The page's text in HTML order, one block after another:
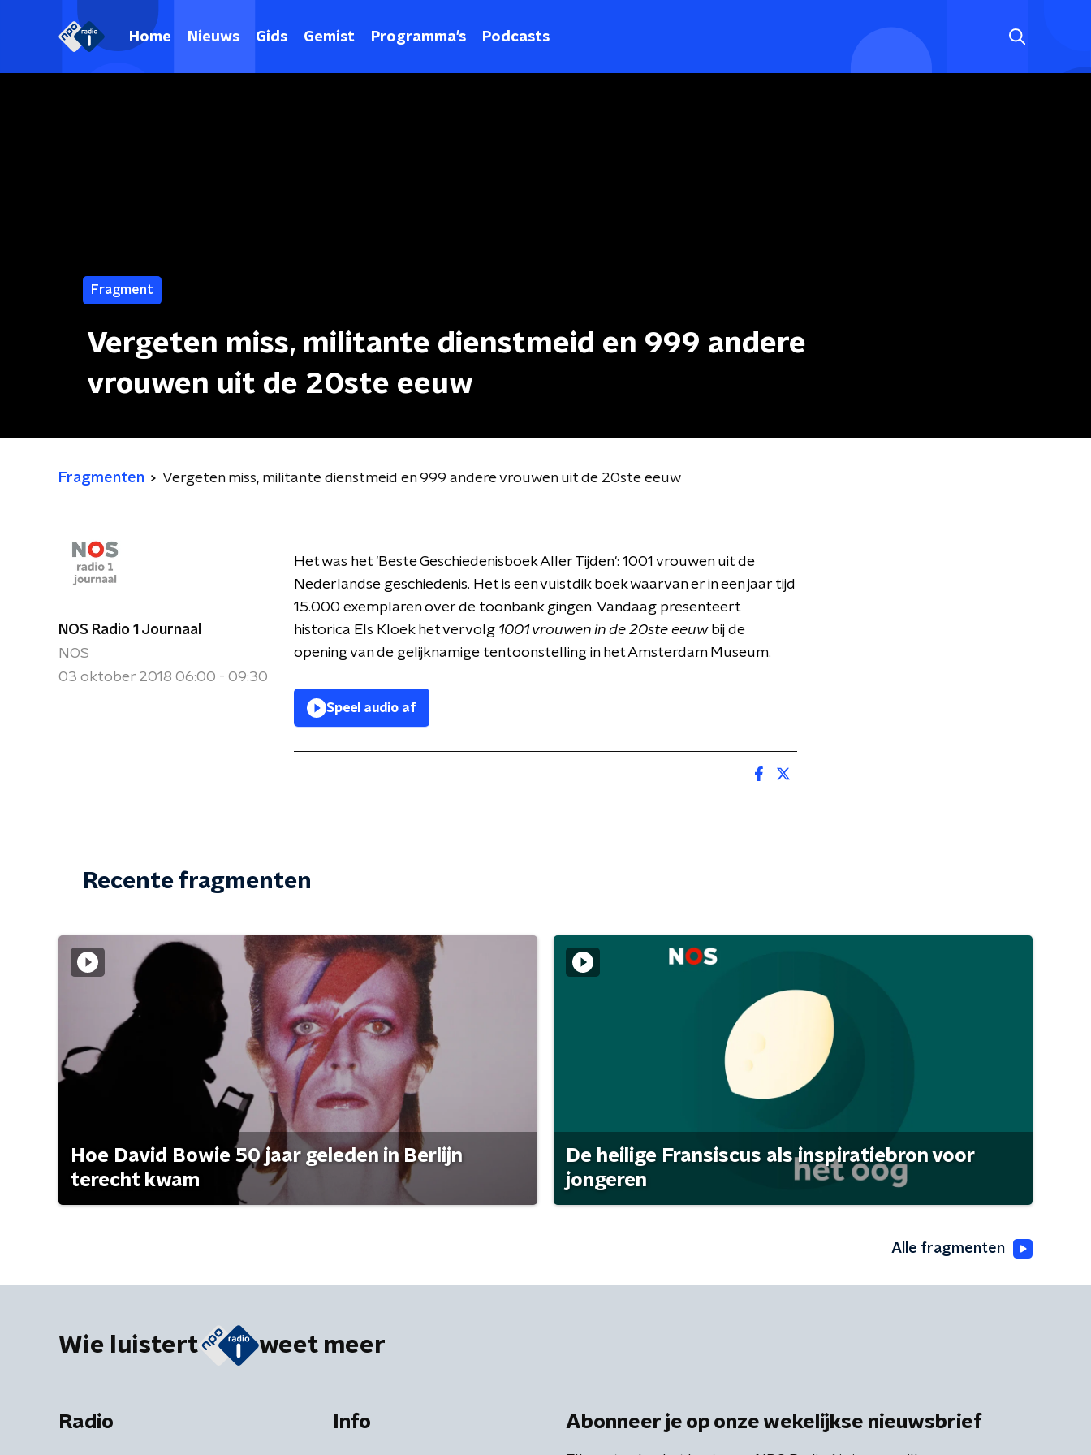
Home Nieuws Gids Gemist Programma's Podcasts
Fragment
Vergeten miss, militante dienstmeid en 999 andere
vrouwen uit de 20ste eeuw
Fragmenten Vergeten miss, militante dienstmeid en 999 andere vrouwen uit de 20ste eeuw
NOS Radio 1 Journaal
NOS
03 oktober 2018 06:00 - 09:30
Het was het 'Beste Geschiedenisboek Aller Tijden': 1001 vrouwen uit de
Nederlandse geschiedenis. Het is een vuistdik boek waarvan er in een jaar tijd
15.000 exemplaren over de toonbank gingen. Vandaag presenteert
historica Els Kloek het vervolg 1001 vrouwen in de 20ste eeuw bij de
opening van de gelijknamige tentoonstelling in het Amsterdam Museum.
Speel audio af
Recente fragmenten
Hoe David Bowie 50 jaar geleden in Berlijn
terecht kwam
De heilige Fransiscus als inspiratiebron voor
jongeren
Alle fragmenten
Wie luistert weet meer
Radio Info Abonneer je op onze wekelijkse nieuwsbrief